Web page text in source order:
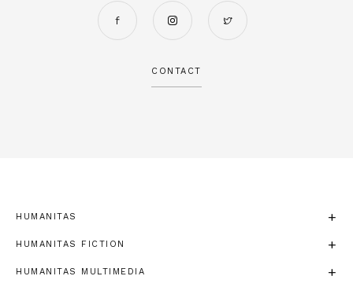
CONTACT
HUMANITAS
HUMANITAS FICTION
HUMANITAS MULTIMEDIA